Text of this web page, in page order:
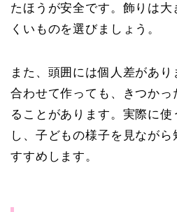
たほうが安全です。飾りは
くいものを選びましょう。
また、頭囲には個人差があ
合わせて作っても、きつかっ
ることがあります。実際に
し、子どもの様子を見なが
すすめします。